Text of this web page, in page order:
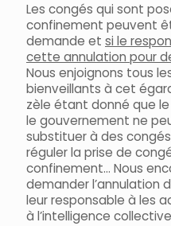
Les congés qui sont
confinement peuvent
demande et si le
cette annulation pour
Nous enjoignons tous
bienveillants à cet
zèle étant donné que
le gouvernement ne
substituer à des
réguler la prise de
confinement… Nous
demander l’annulation
leur responsable à les
à l’intelligence